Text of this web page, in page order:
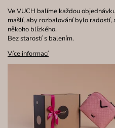
Ve VUCH balíme každou
mašlí, aby rozbalování bylo
někoho blízkého.
Bez starostí s balením.
Více informací